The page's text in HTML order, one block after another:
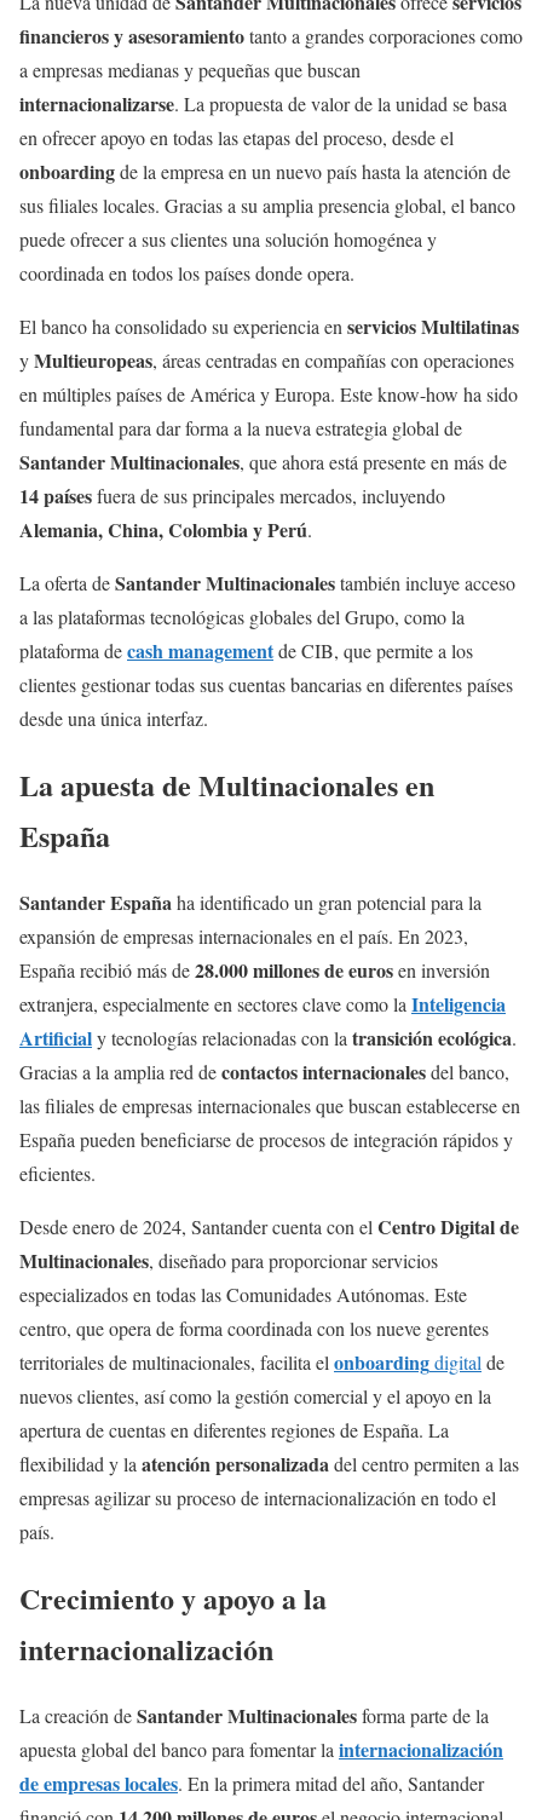
financieros y asesoramientotanto a grandes corporaciones como
a empresas medianas y pequeñas que buscan
internacionalizarse. La propuesta de valor de la unidad se basa
en ofrecer apoyo en todas las etapas del proceso, desde el
onboardingde la empresa en un nuevo país hasta la atención de
sus filiales locales. Gracias a su amplia presencia global, el banco
puede ofrecer a sus clientes una solución homogénea y
coordinada en todos los países donde opera.
El banco ha consolidado su experiencia en servicios Multilatinas
yMultieuropeas, áreas centradas en compañías con operaciones
en múltiples países de América y Europa. Este know-how ha sido
fundamental para dar forma a la nueva estrategia global de
Santander Multinacionales, que ahora está presente en más de
14 paísesfuera de sus principales mercados, incluyendo
Alemania, China, Colombia y Perú.
La oferta deSantander Multinacionalestambién incluye acceso
a las plataformas tecnológicas globales del Grupo, como la
plataforma decash managementde CIB, que permite a los
clientes gestionar todas sus cuentas bancarias en diferentes países
desde una única interfaz.
La apuesta de Multinacionales en
España
Santander Españaha identificado un gran potencial para la
expansión de empresas internacionales en el país. En 2023,
España recibió más de28.000 millones de eurosen inversión
extranjera, especialmente en sectores clave como la Inteligencia
Artificialy tecnologías relacionadas con la transición ecológica.
Gracias a la amplia red decontactos internacionalesdel banco,
las filiales de empresas internacionales que buscan establecerse en
España pueden beneficiarse de procesos de integración rápidos y
eficientes.
Desde enero de 2024, Santander cuenta con el Centro Digital de
Multinacionales, diseñado para proporcionar servicios
especializados en todas las Comunidades Autónomas. Este
centro, que opera de forma coordinada con los nueve gerentes
territoriales de multinacionales, facilita el onboardingdigital de
nuevos clientes, así como la gestión comercial y el apoyo en la
apertura de cuentas en diferentes regiones de España. La
flexibilidad y la atención personalizadadel centro permiten a las
empresas agilizar su proceso de internacionalización en todo el
país.
Crecimiento y apoyo a la
internacionalización
La creación deSantander Multinacionalesforma parte de la
apuesta global del banco para fomentar la internacionalización
de empresas locales. En la primera mitad del año, Santander